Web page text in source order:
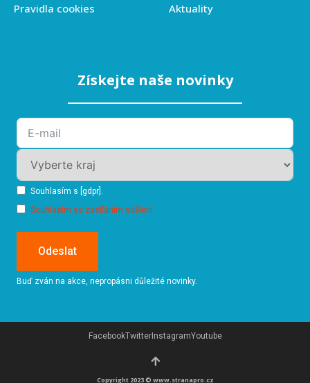
Pravidla cookies
Aktuality
Získejte naše novinky
Souhlasím s [gdpr].
Souhlasím se zasíláním sdělení
Odeslat
Buď zván na akce, nepropásni důležité novinky.
Copyright 2023 © www.stranapro.cz
FacebookTwitterInstagramYoutube